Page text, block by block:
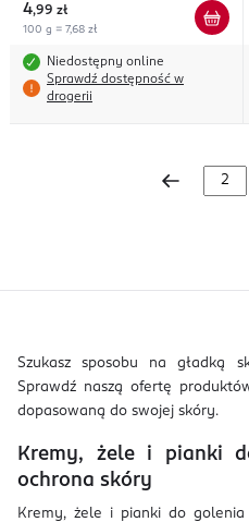
4,99 zł
100 g = 7,68 zł
Niedostępny online
Sprawdź dostępność w
drogerii
Szukasz sposobu na gładką
Sprawdź naszą ofertę
dopasowaną do swojej skóry.
Kremy, żele i pianki
ochrona skóry
Kremy, żele i pianki do